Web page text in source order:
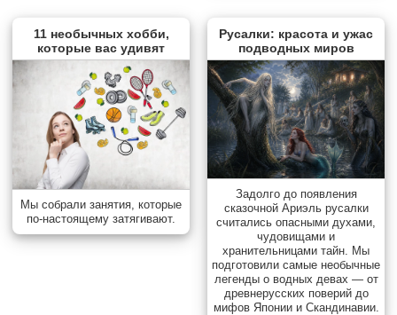
11 необычных хобби,
которые вас удивят
Мы собрали занятия, которые
по-настоящему затягивают.
Русалки: красота и ужас
подводных миров
Задолго до появления
сказочной Ариэль русалки
считались опасными духами,
чудовищами и
хранительницами тайн. Мы
подготовили самые необычные
легенды о водных девах — от
древнерусских поверий до
мифов Японии и Скандинавии.